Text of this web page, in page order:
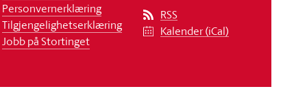
Personvernerklæring
Tilgjengelighetserklæring
Jobb på Stortinget
RSS
Kalender (iCal)